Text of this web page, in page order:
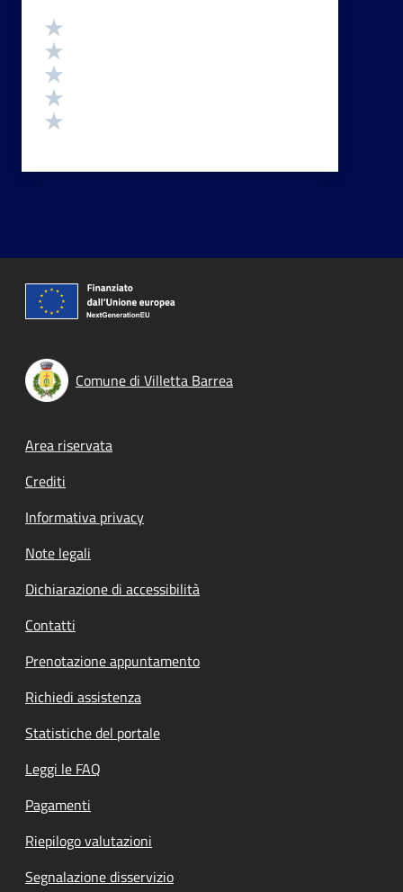
Valutazione
Comune di Villetta Barrea
Footer menu
Area riservata
Crediti
Informativa privacy
Note legali
Dichiarazione di accessibilità
Contatti
Prenotazione appuntamento
Richiedi assistenza
Statistiche del portale
Leggi le FAQ
Pagamenti
Riepilogo valutazioni
Segnalazione disservizio